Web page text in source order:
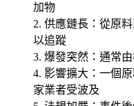
加物
供應鏈長 ：從原
以追蹤
爆發突然 ：通常
影響擴大 ：一個
家業者受波及